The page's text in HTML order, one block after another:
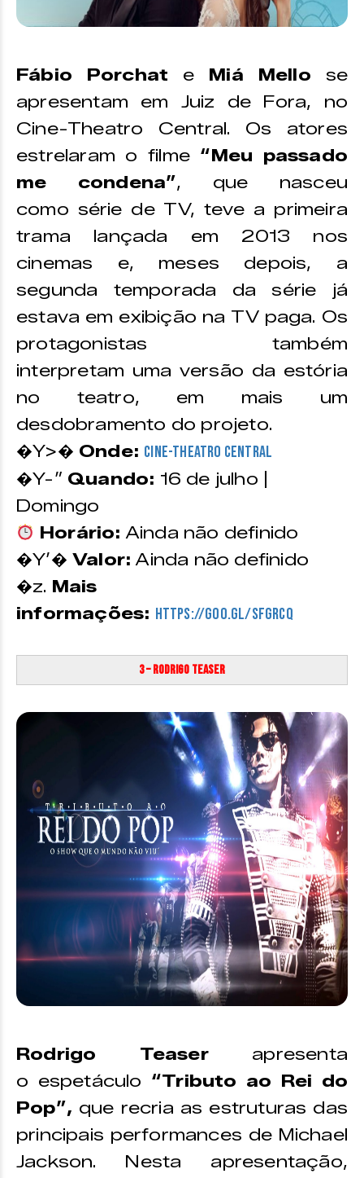
Fábio Porchat e Miá Mello se
apresentam em Juiz de Fora, no
Cine-Theatro Central. Os atores
estrelaram o filme “Meu passado
me condena”, que nasceu
como série de TV, teve a primeira
trama lançada em 2013 nos
cinemas e, meses depois, a
segunda temporada da série já
estava em exibição na TV paga. Os
protagonistas também
interpretam uma versão da estória
no teatro, em mais um
desdobramento do projeto.
�Y>� Onde: Cine-Theatro Central
�Y-” Quando: 16 de julho |
Domingo
Horário:Ainda não definido
�Y’� Valor:Ainda não definido
�z. Mais
informações: https://goo.gl/sFgrcQ
3 – Rodrigo Teaser
Rodrigo Teaser apresenta
o espetáculo “Tributo ao Rei do
Pop”, que recria as estruturas das
principais performances de Michael
Jackson. Nesta apresentação,